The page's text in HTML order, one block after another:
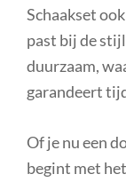
Schaakset
past bij de
duurzaam,
garandeert
Of je nu een
begint met